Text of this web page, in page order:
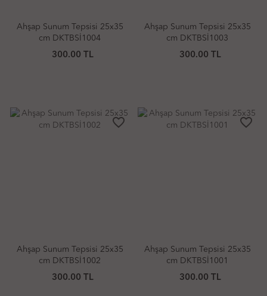
Ahşap Sunum Tepsisi 25x35
cm DKTBSİ1004
300.00 TL
Ahşap Sunum Tepsisi 25x35
cm DKTBSİ1003
300.00 TL
favorite_border
Ahşap Sunum Tepsisi 25x35
cm DKTBSİ1002
300.00 TL
favorite_border
Ahşap Sunum Tepsisi 25x35
cm DKTBSİ1001
300.00 TL